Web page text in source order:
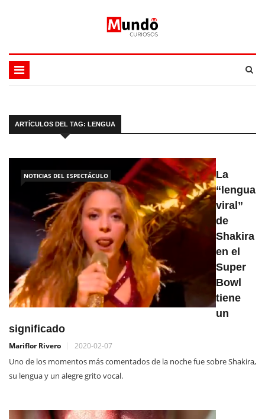
ARTÍCULOS DEL TAG: LENGUA
NOTICIAS DEL ESPECTÁCULO
La
“lengua
viral”
de
Shakira
en el
Super
Bowl
tiene
un
significado
Mariflor Rivero 2020-02-07
Uno de los momentos más comentados de la noche fue sobre Shakira,
su lengua y un alegre grito vocal.